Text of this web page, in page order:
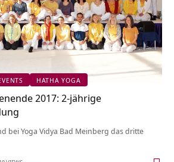
HATHA YOGA
2017: 2-jährige
bei Yoga Vidya Bad Meinberg das dritte